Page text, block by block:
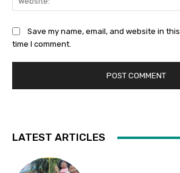
Save my name, email, and website in
time I comment.
LATEST ARTICLES